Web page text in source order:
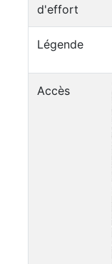
d'effort
Légende
Accès